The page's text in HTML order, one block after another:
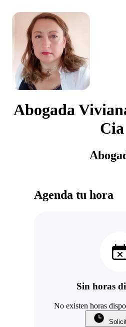
Abogada
Cia
Agenda tu hora
Sin horas
No existen horas